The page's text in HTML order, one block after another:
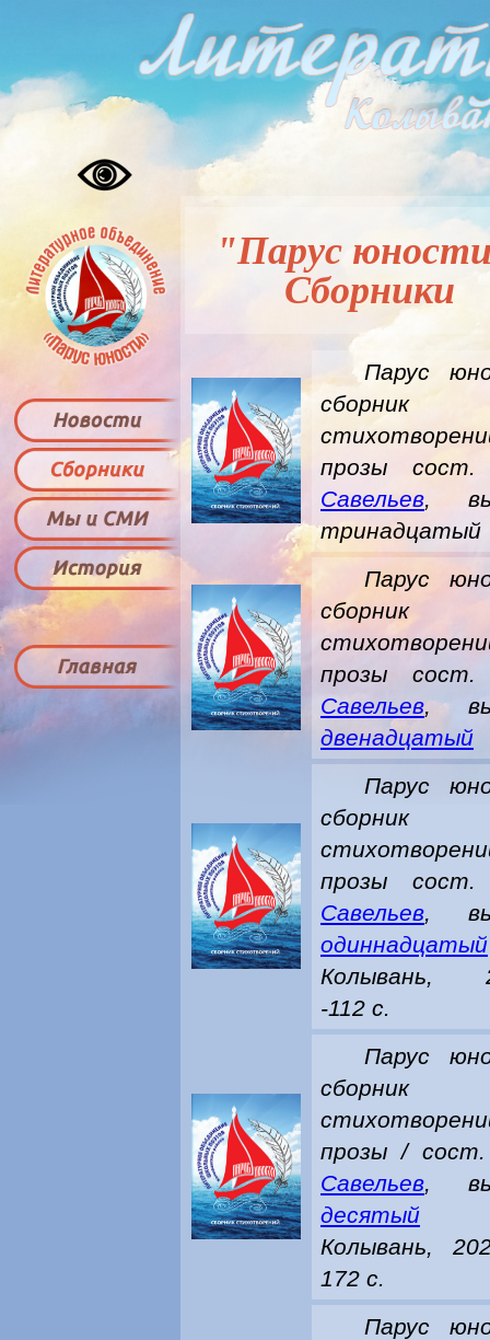
"Парус
Сборники
Парус
сборник
прозы
Савельев,
тринадцатый
Парус
сборник
прозы
Савельев,
двенадцатый
Парус
сборник
прозы
Савельев,
одиннадцатый
Колывань,
-112 с.
Парус
сборник
прозы /
Савельев,
десятый
Колывань,
172 с.
Парус